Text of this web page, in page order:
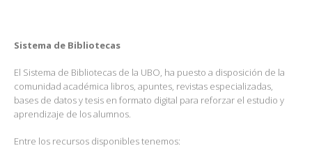
Sistema de Bibliotecas
El Sistema de Bibliotecas de la UBO, ha puesto a disposición de la
comunidad académica libros, apuntes, revistas especializadas,
bases de datos y tesis en formato digital para reforzar el estudio y
aprendizaje de los alumnos.
Entre los recursos disponibles tenemos: